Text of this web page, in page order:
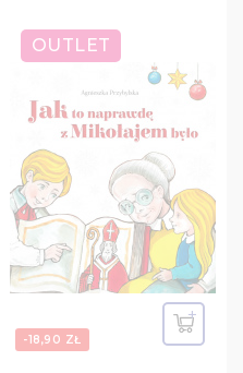
-18,90 ZŁ
OUTLET